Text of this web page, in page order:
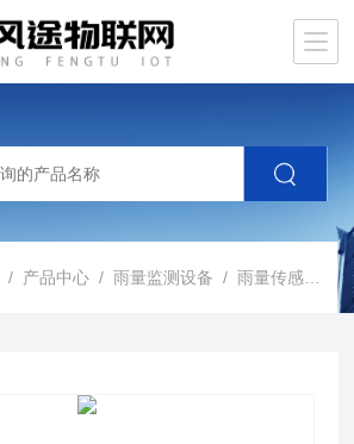
/ 产品中心 /雨量监测设备 /雨量传感器 /